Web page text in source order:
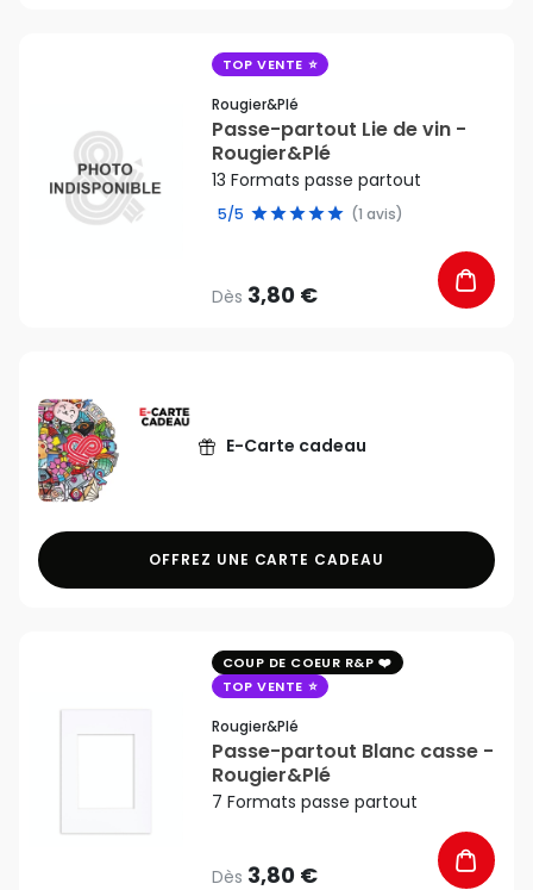
TOP VENTE
Rougier&plé
Passe-partout Lie de vin -
Rougier&Plé
13 Formats passe partout
5/5 (1 avis)
Dès 3,80 €
E-Carte cadeau
OFFREZ UNE CARTE CADEAU
COUP DE COEUR R&P
TOP VENTE
Rougier&plé
Passe-partout Blanc casse -
Rougier&Plé
7 Formats passe partout
Dès 3,80 €